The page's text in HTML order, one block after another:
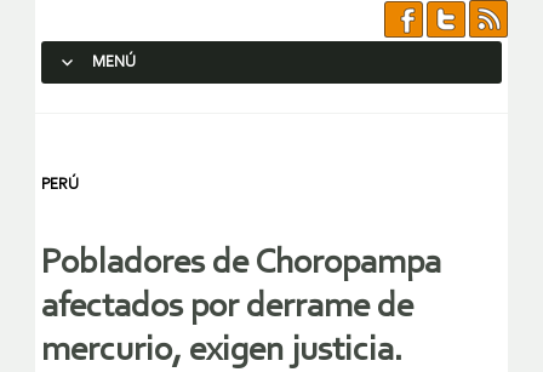
MENÚ
PERÚ
Pobladores de Choropampa
afectados por derrame de
mercurio, exigen justicia.